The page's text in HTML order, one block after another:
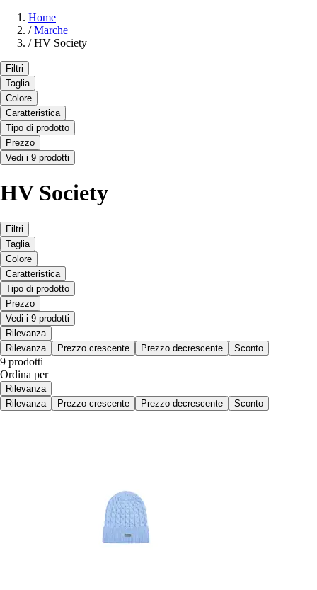
Home
/ Marche
/ HV Society
Filtri
Taglia
Colore
Caratteristica
Tipo di prodotto
Prezzo
Vedi i 9 prodotti
HV Society
Filtri
Taglia
Colore
Caratteristica
Tipo di prodotto
Prezzo
Vedi i 9 prodotti
Rilevanza
Rilevanza
Prezzo crescente Prezzo decrescente Sconto
9 prodotti
Ordina per
Rilevanza
Rilevanza
Prezzo crescente Prezzo decrescente Sconto